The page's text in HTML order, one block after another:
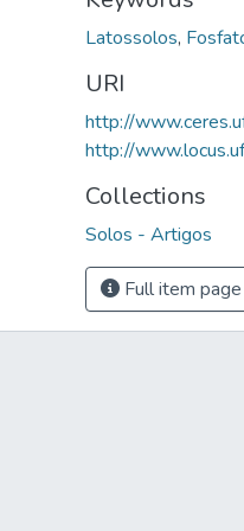
Latossolos,
URI
http://
http://
Collections
Solos - Artigos
Full item page